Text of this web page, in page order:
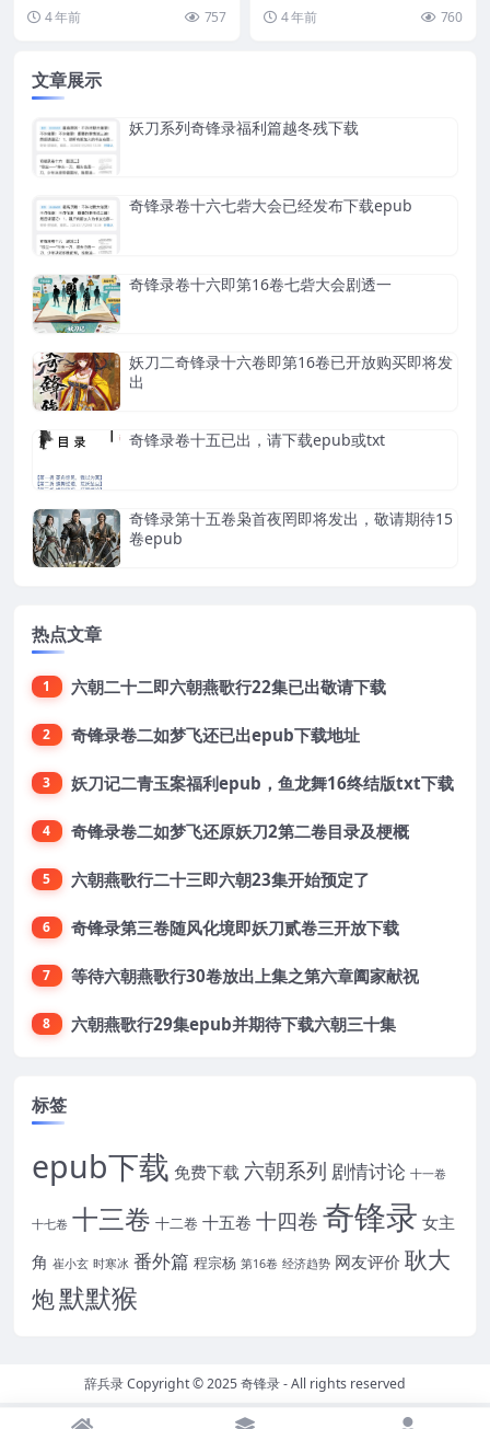
5%都是中小企业。...
4 年前 757
都没有，社会保障体系...
4 年前 760
文章展示
妖刀系列奇锋录福利篇越冬残下载
奇锋录卷十六七砦大会已经发布下载epub
奇锋录卷十六即第16卷七砦大会剧透一
妖刀二奇锋录十六卷即第16卷已开放购买即将发
出
奇锋录卷十五已出，请下载epub或txt
奇锋录第十五卷枭首夜罔即将发出，敬请期待15
卷epub
热点文章
1 六朝二十二即六朝燕歌行22集已出敬请下载
2 奇锋录卷二如梦飞还已出epub下载地址
3 妖刀记二青玉案福利epub，鱼龙舞16终结版txt下载
4 奇锋录卷二如梦飞还原妖刀2第二卷目录及梗概
5 六朝燕歌行二十三即六朝23集开始预定了
6 奇锋录第三卷随风化境即妖刀贰卷三开放下载
7 等待六朝燕歌行30卷放出上集之第六章阖家献祝
8 六朝燕歌行29集epub并期待下载六朝三十集
标签
epub下载 免费下载 六朝系列 剧情讨论 十一卷
十七卷 十三卷 十二卷 十五卷 十四卷奇锋录 女主
角 崔小玄 时寒冰 番外篇 程宗杨 第16卷 经济趋势 网友评价 耿大
炮默默猴
辞兵录 Copyright © 2025奇锋录- All rights reserved